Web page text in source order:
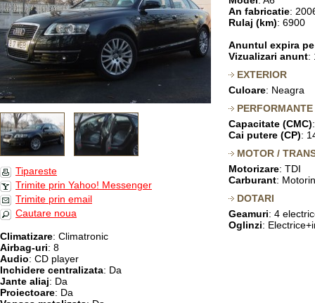
Tipareste
Trimite prin Yahoo! Messenger
Trimite prin email
Cautare noua
An fabricatie:
Rulaj (km): 6900
Anuntul expira pe
Vizualizari anunt:
EXTERIOR
Culoare: Neagra
PERFORMANTE
Capacitate (CMC)
Cai putere (CP):
MOTOR /
Motorizare: TDI
Carburant:
DOTARI
Geamuri: 4
Oglinzi:
Climatizare: Climatronic
Airbag-uri: 8
Audio: CD player
Inchidere centralizata: Da
Jante aliaj: Da
Proiectoare: Da